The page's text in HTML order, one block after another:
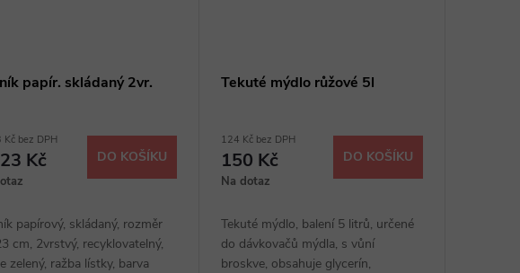
papír. skládaný 2vr.
bez DPH
Kč DO KOŠÍKU
papírový, skládaný, rozměr
cm, 2vrstvý, recyklovatelný,
zelený, ražba lístky, barva
Tekuté mýdlo růžové 5l
124 Kč bez DPH
150 Kč
Na dotaz
DO KOŠÍKU
Tekuté mýdlo, balení 5 litrů, určené
do dávkovačů mýdla, s vůní
broskve, obsahuje glycerín,